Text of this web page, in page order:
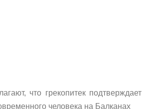
что грекопитек подтверждает
человека на Балканах